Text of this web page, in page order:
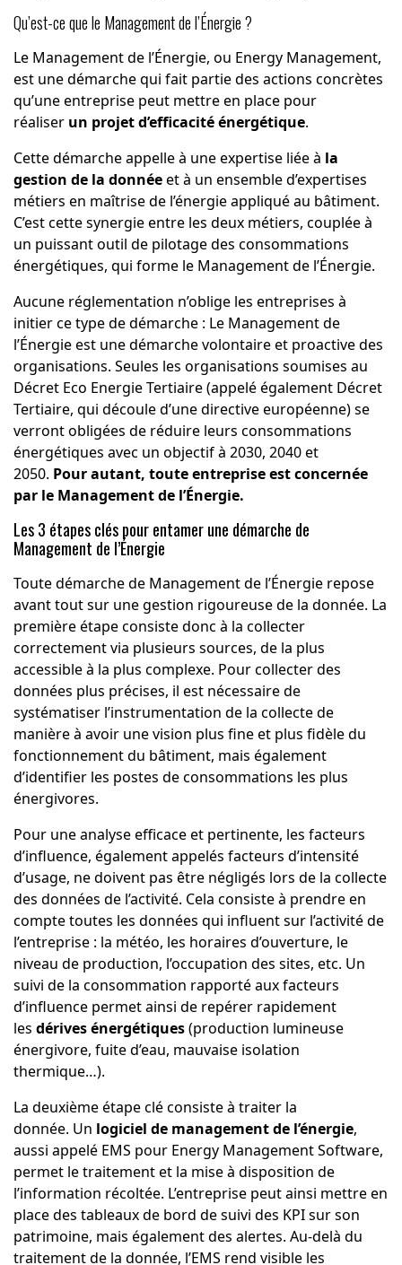
Qu’est-ce que le Management de l’Énergie ?
Le Management de l’Énergie, ou Energy Management,
est une démarche qui fait partie des actions concrètes
qu’une entreprise peut mettre en place pour
réaliser un projet d’efficacité énergétique.
Cette démarche appelle à une expertise liée à la
gestion de la donnéeet à un ensemble d’expertises
métiers en maîtrise de l’énergie appliqué au bâtiment.
C’est cette synergie entre les deux métiers, couplée à
un puissant outil de pilotage des consommations
énergétiques, qui forme le Management de l’Énergie.
Aucune réglementation n’oblige les entreprises à
initier ce type de démarche : Le Management de
l’Énergie est une démarche volontaire et proactive des
organisations. Seules les organisations soumises au
Décret Eco Energie Tertiaire (appelé également Décret
Tertiaire, qui découle d’une directive européenne) se
verront obligées de réduire leurs consommations
énergétiques avec un objectif à 2030, 2040 et
2050. Pour autant, toute entreprise est concernée
par le Management de l’Énergie.
Les 3 étapes clés pour entamer une démarche de
Management de l’Énergie
Toute démarche de Management de l’Énergie repose
avant tout sur une gestion rigoureuse de la donnée. La
première étape consiste donc à la collecter
correctement via plusieurs sources, de la plus
accessible à la plus complexe. Pour collecter des
données plus précises, il est nécessaire de
systématiser l’instrumentation de la collecte de
manière à avoir une vision plus fine et plus fidèle du
fonctionnement du bâtiment, mais également
d’identifier les postes de consommations les plus
énergivores.
Pour une analyse efficace et pertinente, les facteurs
d’influence, également appelés facteurs d’intensité
d’usage, ne doivent pas être négligés lors de la collecte
des données de l’activité. Cela consiste à prendre en
compte toutes les données qui influent sur l’activité de
l’entreprise : la météo, les horaires d’ouverture, le
niveau de production, l’occupation des sites, etc. Un
suivi de la consommation rapporté aux facteurs
d’influence permet ainsi de repérer rapidement
les dérives énergétiques(production lumineuse
énergivore, fuite d’eau, mauvaise isolation
thermique…).
La deuxième étape clé consiste à traiter la
donnée. Un logiciel de management de l’énergie,
aussi appelé EMS pour Energy Management Software,
permet le traitement et la mise à disposition de
l’information récoltée. L’entreprise peut ainsi mettre en
place des tableaux de bord de suivi des KPI sur son
patrimoine, mais également des alertes. Au-delà du
traitement de la donnée, l’EMS rend visible les